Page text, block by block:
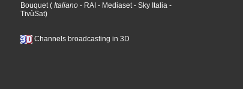
Bouquet( Italiano - RAI - Mediaset- Sky Italia -
TivùSat)
Channels broadcasting in 3D